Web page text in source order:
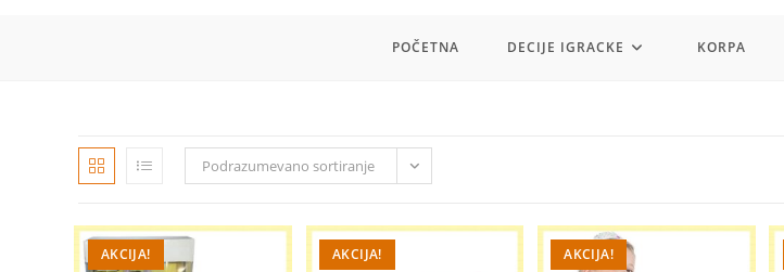
POČETNA DECIJE IGRACKE KORPA
Podrazumevano sortiranje
AKCIJA! AKCIJA! AKCIJA!